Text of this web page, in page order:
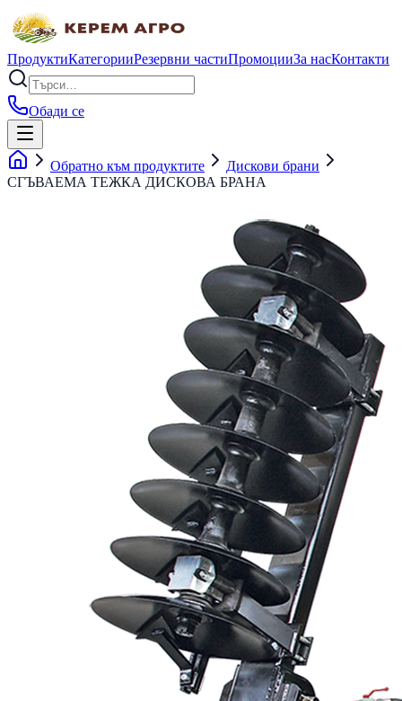
ПродуктиКатегорииРезервни частиПромоцииЗа насКонтакти
Обади се
Обратно към продуктите
Дискови брани
СГЪВАЕМА ТЕЖКА ДИСКОВА БРАНА